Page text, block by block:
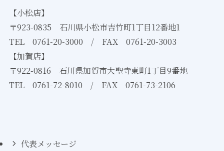
【小松店】
〒923-0835 石川県小松市吉竹町1丁目12番地1
TEL 0761-20-3000 / FAX 0761-20-3003
【加賀店】
〒922-0816 石川県加賀市大聖寺東町1丁目9番地
TEL 0761-72-8010 / FAX 0761-73-2106
代表メッセージ